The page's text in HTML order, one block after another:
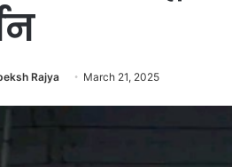
Rajya March 21, 2025